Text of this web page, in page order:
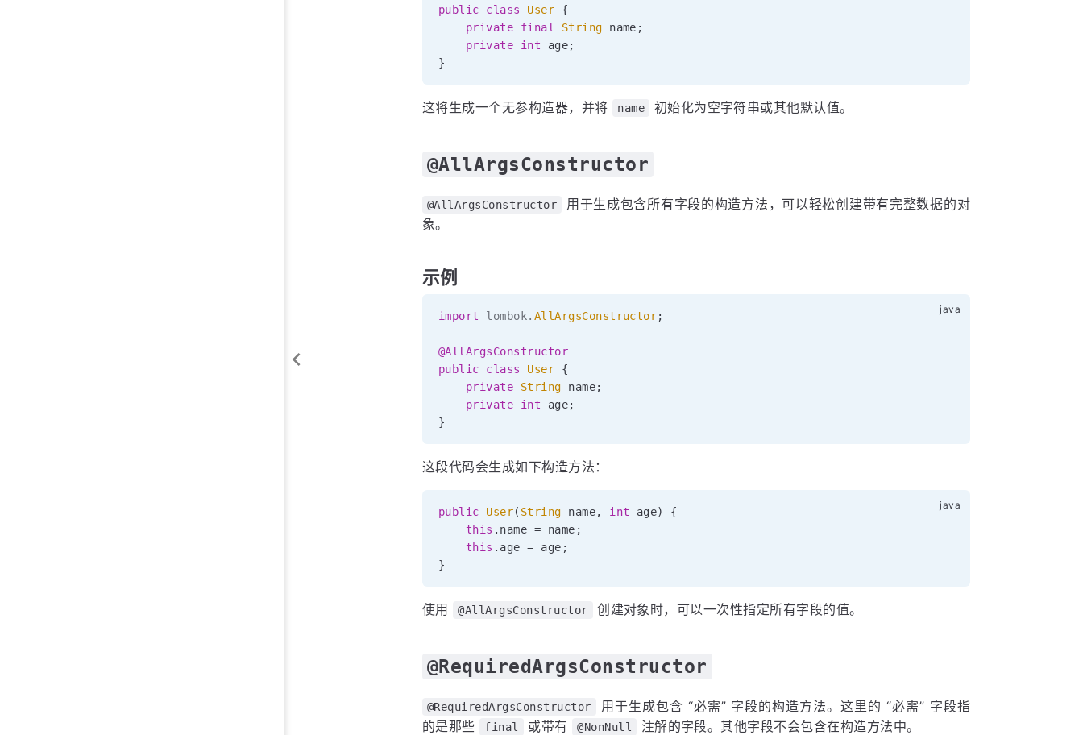
public
class User
{
private
final String name ;
private
int age;
}
这将生成一个无参构造器，并将 name 初始化为空字符串或其他默认值。
@AllArgsConstructor
@AllArgsConstructor
用于生成包含所有字段的构造方法，可以轻松创建带有完整数据的对
象。
示例
import lombok. AllArgsConstructor;
@AllArgsConstructor
public
class User
{
private
String name;
private
int age;
}
这段代码会生成如下构造方法：
public User( String name, int age)
{
this . name = name ;
this . age = age ;
}
使用 @AllArgsConstructor 创建对象时，可以一次性指定所有字段的值。
@RequiredArgsConstructor
@RequiredArgsConstructor
用于生成包含 “必需” 字段的构造方法。这里的 “必需” 字段指
的是那些
final 或带有 @NonNull 注解的字段。其他字段不会包含在构造方法中。